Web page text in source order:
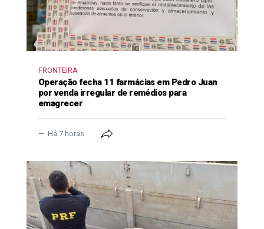
FRONTEIRA
Operação fecha 11 farmácias em Pedro Juan
por venda irregular de remédios para
emagrecer
Há 7 horas